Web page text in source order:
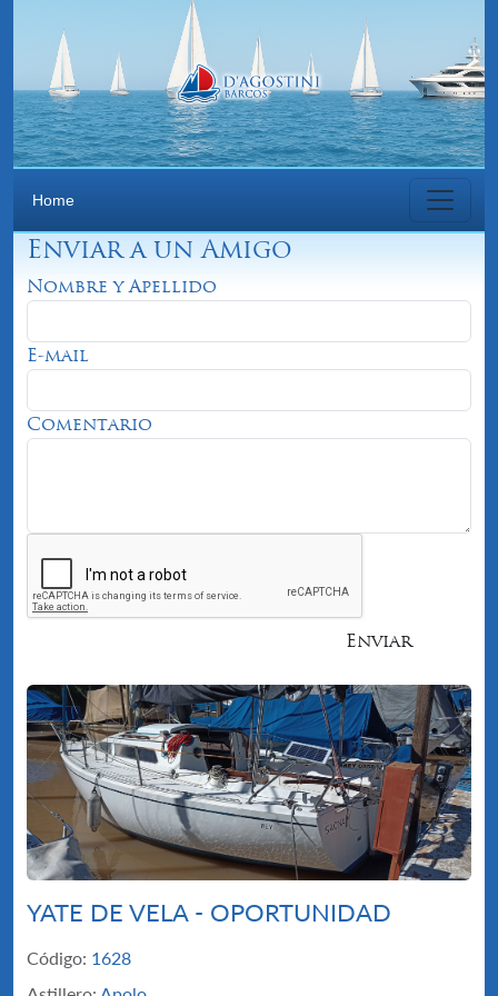
Home
Enviar a un Amigo
Nombre y Apellido
E-mail
Comentario
Enviar
YATE DE VELA - OPORTUNIDAD
Código: 1628